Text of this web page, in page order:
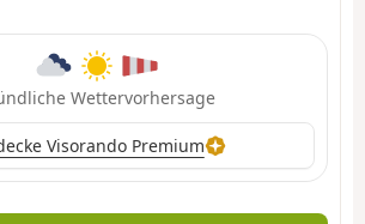
Wettervorhersage
Visorando Premium